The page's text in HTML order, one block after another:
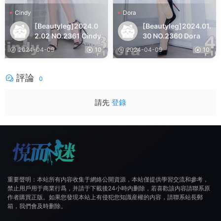
Cindy
[Beautyleg]2024.0
2.02 NO.2361 Cindy
2024-04-09 10
Dora
[Beautyleg]2024.01.
30 NO.2360 Dora
2024-04-09 10
評論 0
請先 登錄
重要聲明：本站所有内容收集于網絡公開資源，本站僅提供學習交流和參考，
禁止用戶用于商業行爲，并請于下載後24小時内删除，若喜歡該内容請聯系原
作者購買正版。如果您發現本站上有侵犯您知識産權的内容，請聯系站長郵
箱，我們會及時删除。